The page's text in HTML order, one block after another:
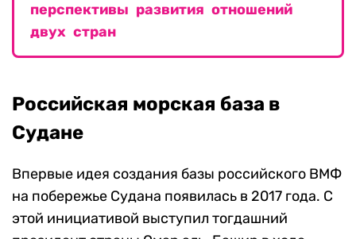
перспективы развития отношений
двух стран
Российская морская база в
Судане
Впервые идея создания базы российского ВМФ
на побережье Судана появилась в 2017 года. С
этой инициативой выступил тогдашний